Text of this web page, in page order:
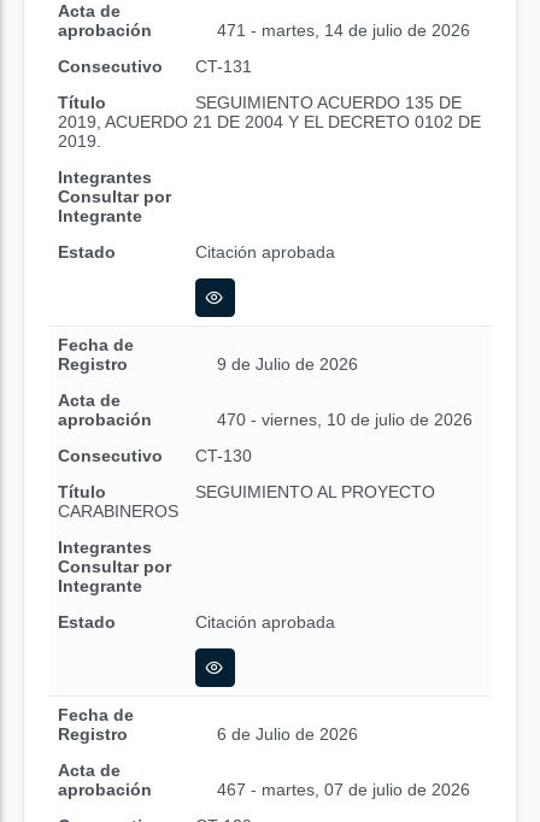
Acta de
aprobación
471 - martes, 14 de julio de 2026
Consecutivo
CT-131
Título
SEGUIMIENTO ACUERDO 135 DE
2019, ACUERDO 21 DE 2004 Y EL DECRETO 0102 DE
2019.
Integrantes
Consultar por
Integrante
Estado
Citación aprobada
Fecha de
Registro
9 de Julio de 2026
Acta de
aprobación
470 - viernes, 10 de julio de 2026
Consecutivo
CT-130
Título
SEGUIMIENTO AL PROYECTO
CARABINEROS
Integrantes
Consultar por
Integrante
Estado
Citación aprobada
Fecha de
Registro
6 de Julio de 2026
Acta de
aprobación
467 - martes, 07 de julio de 2026